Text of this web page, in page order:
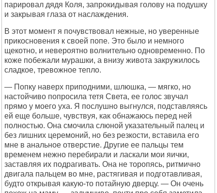
парировал дядя Коля, запрокидывая голову на подушку
и закрывая глаза от наслаждения.
В этот момент я почувствовал нежные, но уверенные
прикосновения к своей попе. Это было и немного
щекотно, и невероятно волнительно одновременно. По
коже побежали мурашки, а внизу живота закружилось
сладкое, тревожное тепло.
— Попку наверх приподними, шлюшка, — мягко, но
настойчиво попросила тетя Света, ее голос звучал
прямо у моего уха. Я послушно выгнулся, подставляясь
ей еще больше, чувствуя, как обнажаюсь перед ней
полностью. Она смочила слюной указательный палец и
без лишних церемоний, но без резкости, вставила его
мне в анальное отверстие. Другие ее пальцы тем
временем нежно перебирали и ласкали мои яички,
заставляя их подрагивать. Она не торопясь, ритмично
двигала пальцем во мне, растягивая и подготавливая,
будто открывая какую-то потайную дверцу. — Он очень